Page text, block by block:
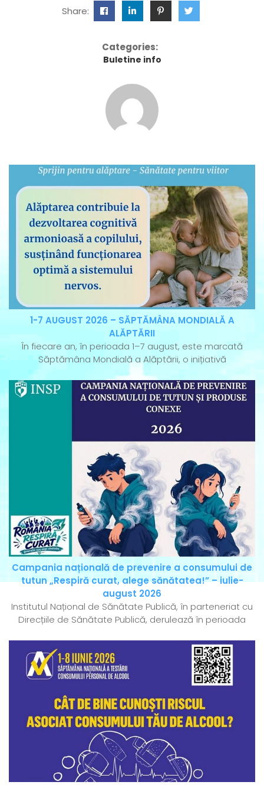
Share:
Categories:
Buletine info
1-7 AUGUST 2026 – SĂPTĂMÂNA MONDIALĂ A
ALĂPTĂRII
În fiecare an, în perioada 1–7 august, este marcată
Săptămâna Mondială a Alăptării, o inițiativă
Campania națională de prevenire a consumului de
tutun „Respiră curat, alege sănătatea!” – iulie-
august 2026
Institutul Național de Sănătate Publică, în parteneriat cu
Direcțiile de Sănătate Publică, derulează în perioada